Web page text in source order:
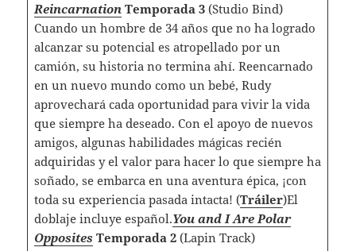
ReincarnationTemporada 3 (Studio Bind)
Cuando un hombre de 34 años que no ha logrado
alcanzar su potencial es atropellado por un
camión, su historia no termina ahí. Reencarnado
en un nuevo mundo como un bebé, Rudy
aprovechará cada oportunidad para vivir la vida
que siempre ha deseado. Con el apoyo de nuevos
amigos, algunas habilidades mágicas recién
adquiridas y el valor para hacer lo que siempre ha
soñado, se embarca en una aventura épica, ¡con
toda su experiencia pasada intacta! (Tráiler)El
doblaje incluye español.You and I Are Polar
OppositesTemporada 2 (Lapin Track)